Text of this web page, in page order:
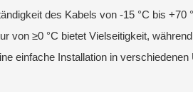
des Kabels von -15 °C bis +70
von ≥0 °C bietet Vielseitigkeit,
einfache Installation in verschiedenen